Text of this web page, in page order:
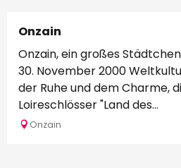
Onzain
Onzain, ein großes
30. November 2000
der Ruhe und dem Charme,
Loireschlösser "Land des...
Onzain